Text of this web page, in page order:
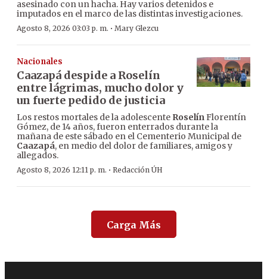
asesinado con un hacha. Hay varios detenidos e
imputados en el marco de las distintas investigaciones.
Agosto 8, 2026 03:03 p. m. · Mary Glezcu
Nacionales
Caazapá despide a Roselín
entre lágrimas, mucho dolor y
un fuerte pedido de justicia
Los restos mortales de la adolescente RoselínFlorentín
Gómez, de 14 años, fueron enterrados durante la
mañana de este sábado en el Cementerio Municipal de
Caazapá, en medio del dolor de familiares, amigos y
allegados.
Agosto 8, 2026 12:11 p. m. · Redacción ÚH
Carga Más